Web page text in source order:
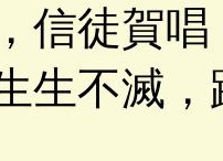
信徒賀
生不滅